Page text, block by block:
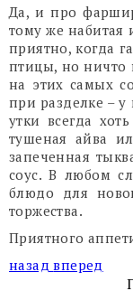
Да, и про
тому же набитая
приятно, когда
птицы, но ничто
на этих самых
при разделке –
утки всегда
тушеная айва
запеченная
соус. В любом
блюдо для
торжества.
Приятного
назадвперед